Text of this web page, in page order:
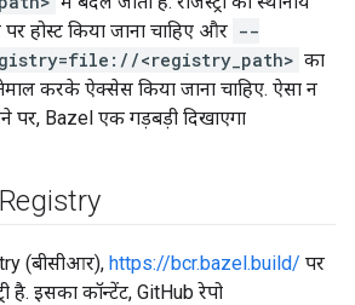
पर होस्ट किया जाना चाहिए और --
<registry_path> का
करके ऐक्सेस किया जाना चाहिए. ऐसा न
पर, Bazel एक गड़बड़ी दिखाएगा
(बीसीआर), https://bcr.bazel.build/ पर
है. इसका कॉन्टेंट, GitHub रेपो